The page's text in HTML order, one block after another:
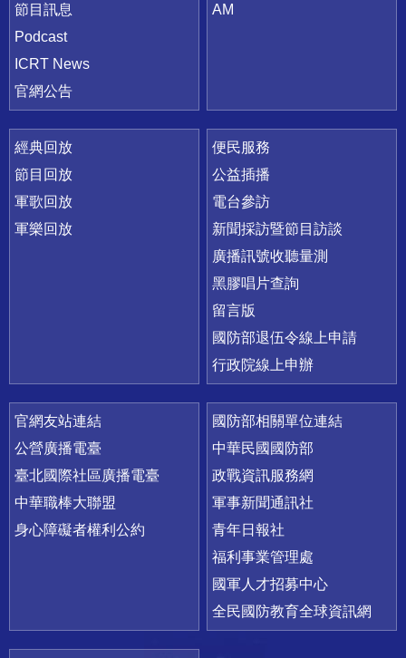
節目訊息
Podcast
ICRT News
官網公告
AM
經典回放
節目回放
軍歌回放
軍樂回放
便民服務
公益插播
電台參訪
新聞採訪暨節目訪談
廣播訊號收聽量測
黑膠唱片查詢
留言版
國防部退伍令線上申請
行政院線上申辦
官網友站連結
公營廣播電臺
臺北國際社區廣播電臺
中華職棒大聯盟
身心障礙者權利公約
國防部相關單位連結
中華民國國防部
政戰資訊服務網
軍事新聞通訊社
青年日報社
福利事業管理處
國軍人才招募中心
全民國防教育全球資訊網